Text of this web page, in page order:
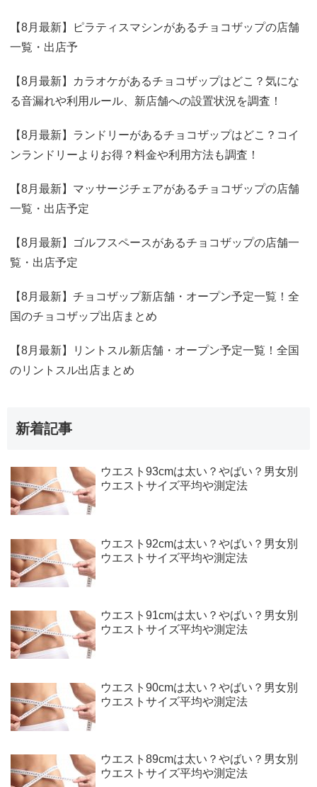
【8月最新】ピラティスマシンがあるチョコザップの店舗
一覧・出店予
【8月最新】カラオケがあるチョコザップはどこ？気にな
る音漏れや利用ルール、新店舗への設置状況を調査！
【8月最新】ランドリーがあるチョコザップはどこ？コイ
ンランドリーよりお得？料金や利用方法も調査！
【8月最新】マッサージチェアがあるチョコザップの店舗
一覧・出店予定
【8月最新】ゴルフスペースがあるチョコザップの店舗一
覧・出店予定
【8月最新】チョコザップ新店舗・オープン予定一覧！全
国のチョコザップ出店まとめ
【8月最新】リントスル新店舗・オープン予定一覧！全国
のリントスル出店まとめ
新着記事
ウエスト93cmは太い？やばい？男女別
ウエストサイズ平均や測定法
ウエスト92cmは太い？やばい？男女別
ウエストサイズ平均や測定法
ウエスト91cmは太い？やばい？男女別
ウエストサイズ平均や測定法
ウエスト90cmは太い？やばい？男女別
ウエストサイズ平均や測定法
ウエスト89cmは太い？やばい？男女別
ウエストサイズ平均や測定法